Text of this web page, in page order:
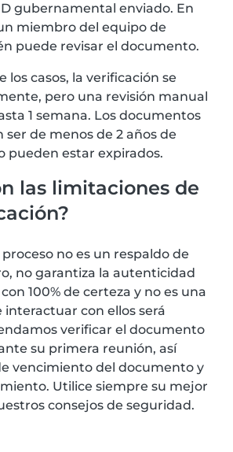
gubernamental enviado. En
miembro del equipo de
puede revisar el documento.
los casos, la verificación se
pero una revisión manual
1 semana. Los documentos
de menos de 2 años de
pueden estar expirados.
las limitaciones de
no es un respaldo de
no garantiza la autenticidad
100% de certeza y no es una
con ellos será
verificar el documento
su primera reunión, así
vencimiento del documento y
Utilice siempre su mejor
consejos de seguridad.